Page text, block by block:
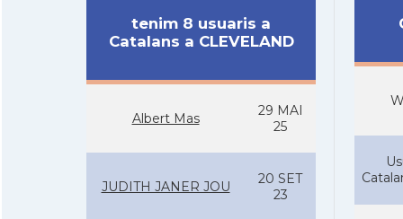
tenim 8 usuaris a
Catalans a CLEVELAND
Albert Mas
29 MAI
25
JUDITH JANER JOU
20 SET
23